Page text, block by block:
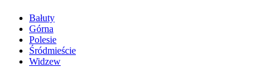
Bałuty
Górna
Polesie
Śródmieście
Widzew